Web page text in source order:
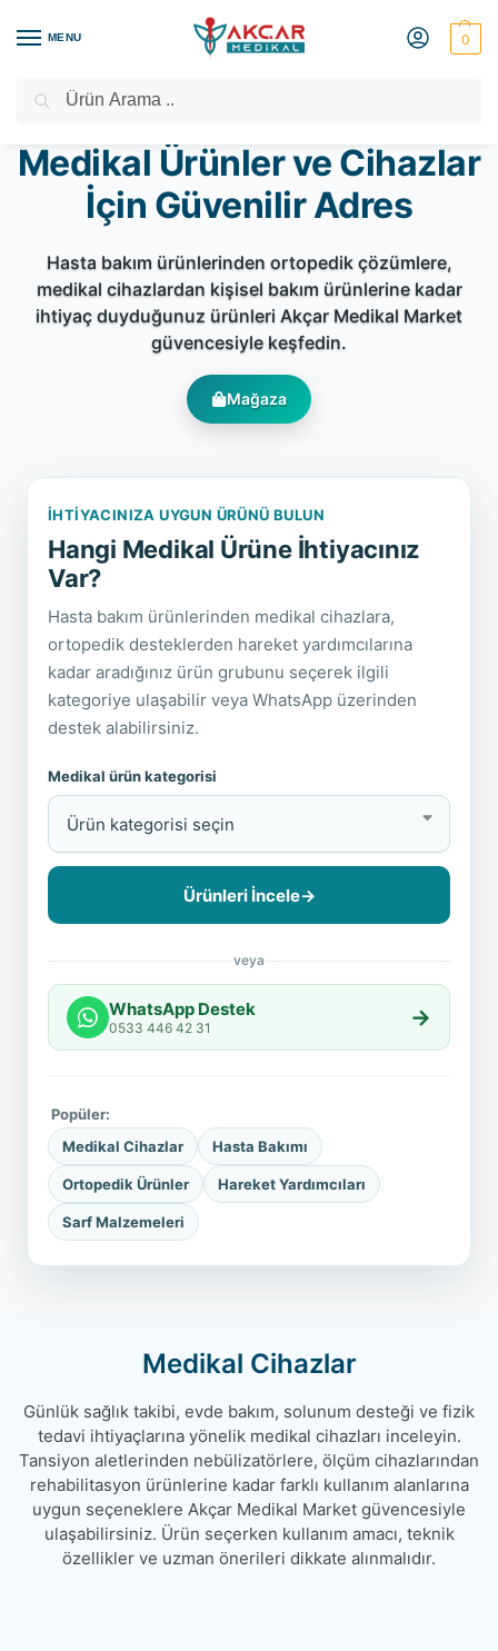
MENU 0
Medikal Market – Medikal Ürünler
Medikal Ürünler ve Cihazlar
İçin Güvenilir Adres
Hasta bakım ürünlerinden ortopedik çözümlere,
medikal cihazlardan kişisel bakım ürünlerine kadar
ihtiyaç duyduğunuz ürünleri Akçar Medikal Market
güvencesiyle keşfedin.
Mağaza
İHTIYACINIZA UYGUN ÜRÜNÜ BULUN
Hangi Medikal Ürüne İhtiyacınız
Var?
Hasta bakım ürünlerinden medikal cihazlara,
ortopedik desteklerden hareket yardımcılarına
kadar aradığınız ürün grubunu seçerek ilgili
kategoriye ulaşabilir veya WhatsApp üzerinden
destek alabilirsiniz.
Medikal ürün kategorisi
Ürünleri İncele→
veya
WhatsApp Destek
0533 446 42 31 →
Popüler:
Medikal Cihazlar
Hasta Bakımı
Ortopedik Ürünler Hareket Yardımcıları
Sarf Malzemeleri
Medikal Cihazlar
Günlük sağlık takibi, evde bakım, solunum desteği ve fizik
tedavi ihtiyaçlarına yönelik medikal cihazları inceleyin.
Tansiyon aletlerinden nebülizatörlere, ölçüm cihazlarından
rehabilitasyon ürünlerine kadar farklı kullanım alanlarına
uygun seçeneklere Akçar Medikal Market güvencesiyle
ulaşabilirsiniz. Ürün seçerken kullanım amacı, teknik
özellikler ve uzman önerileri dikkate alınmalıdır.